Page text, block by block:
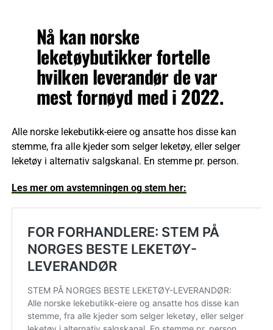
Nå kan norske
leketøybutikker fortelle
hvilken leverandør de var
mest fornøyd med i 2022.
Alle norske lekebutikk-eiere og ansatte hos disse kan
stemme, fra alle kjeder som selger leketøy, eller selger
leketøy i alternativ salgskanal. En stemme pr. person.
Les mer om avstemningen og stem her: